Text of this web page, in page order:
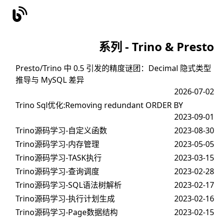
系列 - Trino & Presto
Presto/Trino 中 0.5 引发的精度谜团：Decimal 隐式类型
推导与 MySQL 差异
2026-07-02
Trino Sql优化:Removing redundant ORDER BY
2023-09-01
Trino源码学习-自定义函数
2023-08-30
Trino源码学习-内存管理
2023-05-05
Trino源码学习-TASK执行
2023-03-15
Trino源码学习-查询调度
2023-02-28
Trino源码学习-SQL语法树解析
2023-02-17
Trino源码学习-执行计划生成
2023-02-16
Trino源码学习-Page数据结构
2023-02-15